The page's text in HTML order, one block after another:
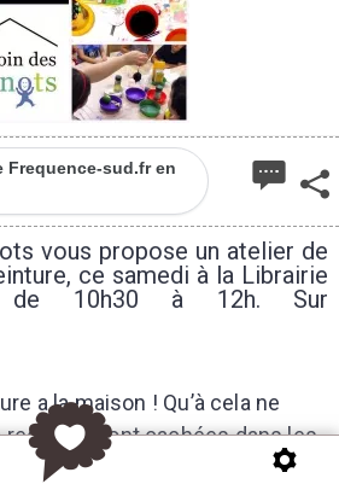
Frequence-sud.fr en
vous propose un atelier de
ce samedi à la Librairie
de 10h30 à 12h. Sur
a la maison ! Qu’à cela ne
sont cachées dans les
Rejoins-nous et lance ta